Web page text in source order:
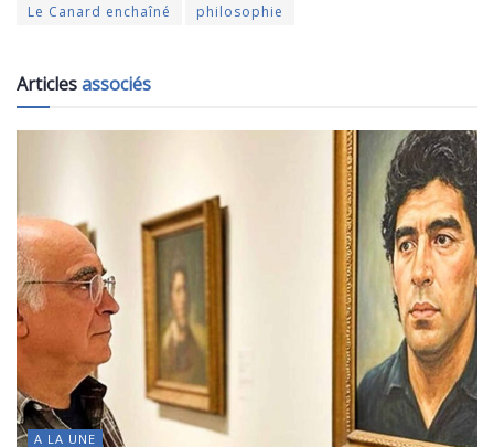
Le Canard enchaîné
philosophie
Articlesassociés
A LA UNE